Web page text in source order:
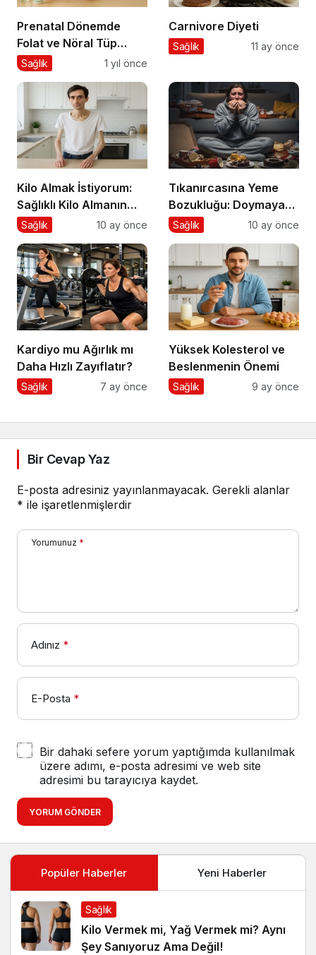
Prenatal Dönemde
Folat ve Nöral Tüp
Defekti İlişkisi
Sağlık 1 yıl önce
Carnivore Diyeti
Sağlık 11 ay önce
Kilo Almak İstiyorum:
Sağlıklı Kilo Almanın
Yolları
Sağlık 10 ay önce
Tıkanırcasına Yeme
Bozukluğu: Doymayan
Duygular
Sağlık 10 ay önce
Kardiyo mu Ağırlık mı
Daha Hızlı Zayıflatır?
Sağlık 7 ay önce
Yüksek Kolesterol ve
Beslenmenin Önemi
Sağlık 9 ay önce
Bir Cevap Yaz
E-posta adresiniz yayınlanmayacak. Gerekli alanlar
* ile işaretlenmişlerdir
Yorumunuz *
Adınız *
E-Posta *
Bir dahaki sefere yorum yaptığımda kullanılmak
üzere adımı, e-posta adresimi ve web site
adresimi bu tarayıcıya kaydet.
YORUM GÖNDER
Popüler Haberler Yeni Haberler
Sağlık
Kilo Vermek mi, Yağ Vermek mi? Aynı
Şey Sanıyoruz Ama Değil!